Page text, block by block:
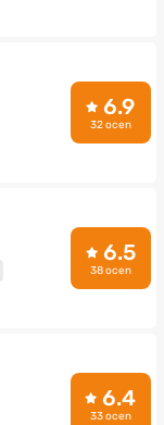
6.9
32 ocen
6.5
38 ocen
6.4
33 ocen